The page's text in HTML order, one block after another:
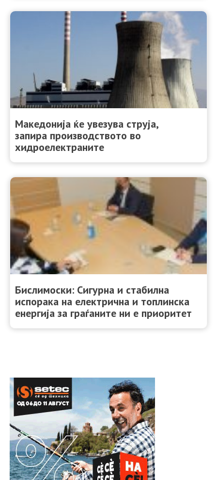
Македонија ќе увезува струја,
запира производството во
хидроелектраните
Бислимоски: Сигурна и стабилна
испорака на електрична и топлинска
енергија за граѓаните ни е приоритет